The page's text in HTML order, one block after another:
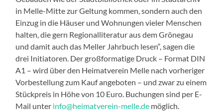
in Melle-Mitte zur Geltung kommen, sondern auch den
Einzug in die Häuser und Wohnungen vieler Menschen
halten, die gern Regionalliteratur aus dem Grönegau
und damit auch das Meller Jahrbuch lesen“, sagen die
drei Initiatoren. Der großformatige Druck – Format DIN
A1 – wird über den Heimatverein Melle nach vorheriger
Vorbestellung zum Kauf angeboten – und zwar zu einem
Stückpreis in Höhe von 10 Euro. Buchungen sind per E-
Mail unter info@heimatverein-melle.de möglich.